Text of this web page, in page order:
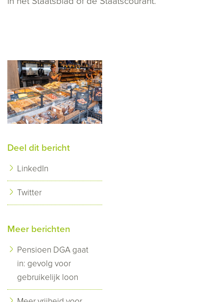
Deel dit bericht
LinkedIn
Twitter
Meer berichten
Pensioen DGA gaat
in: gevolg voor
gebruikelijk loon